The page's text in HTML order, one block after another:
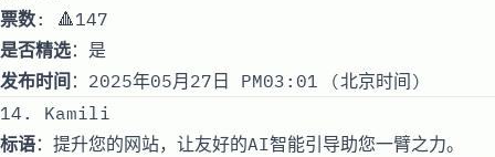
票数: 🔺147
是否精选：是
发布时间 ：2025年05月27日 PM03:01 (北京时间)
14. Kamili
标语：提升您的网站，让友好的AI智能引导助您一臂之力。